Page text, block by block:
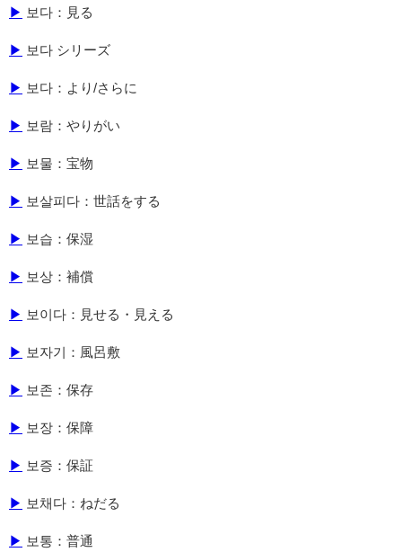
▶ 보다：見る
▶ 보다 シリーズ
▶ 보다：より/さらに
▶ 보람：やりがい
▶ 보물：宝物
▶ 보살피다：世話をする
▶ 보습：保湿
▶ 보상：補償
▶ 보이다：見せる・見える
▶ 보자기：風呂敷
▶ 보존：保存
▶ 보장：保障
▶ 보증：保証
▶ 보채다：ねだる
▶ 보통：普通